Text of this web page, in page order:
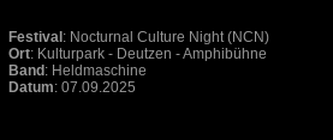
Festival : Nocturnal Culture Night (NCN)
Ort: Kulturpark - Deutzen - Amphibühne
Band : Heldmaschine
Datum: 07.09.2025